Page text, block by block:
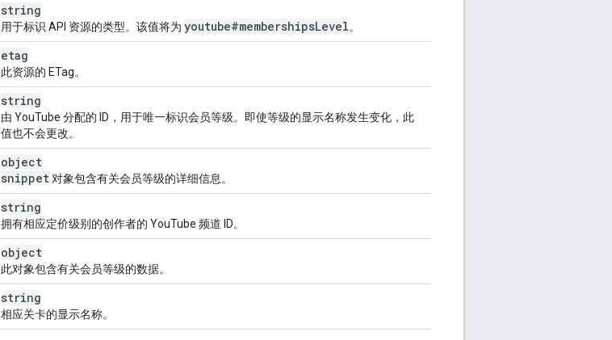
string
用于标识 API 资源的类型。该值将为 youtube#membershipsLevel。
etag
此资源的 ETag。
string
由 YouTube 分配的 ID，用于唯一标识会员等级。即使等级的显示名称发生变化，此
值也不会更改。
object
snippet 对象包含有关会员等级的详细信息。
string
拥有相应定价级别的创作者的 YouTube 频道 ID。
object
此对象包含有关会员等级的数据。
string
相应关卡的显示名称。